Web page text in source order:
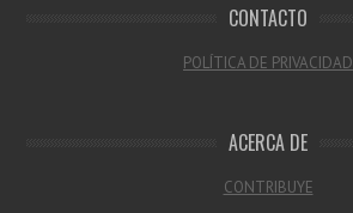
CONTACTO
POLÍTICA DE PRIVACIDAD
ACERCA DE
CONTRIBUYE